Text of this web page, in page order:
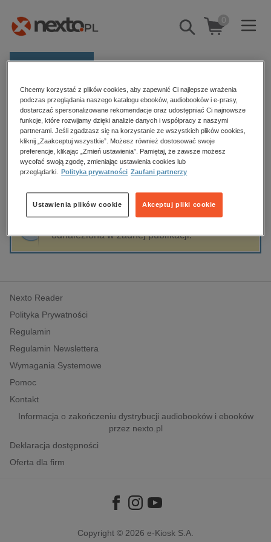
Pokaż/schowaj
wyszukiwarkę
0
E-prasa
Kategorie
Zobacz wszystkie E-prasa
budownictwo, aranżacja wnętrz
biznesowe, branżowe, gospodarka
edukacja
hobby, sport, rozrywka
komputery, internet, technologie, informatyka
polityka, społeczno-informacyjne
psychologiczne
inne
popularno-naukowe
historia
Strona główna Clarissa Goenawan
Clarissa Goenawan
Sortowanie Filtrowanie
odnaleziona w żadnej publikacji.
Nexto Reader
Polityka Prywatności
Regulamin
Regulamin Newslettera
Wymagania Systemowe
Pomoc
Kontakt
Informacja o zakończeniu dystrybucji audiobooków i ebooków
przez nexto.pl
Deklaracja dostępności
Oferta dla firm
Copyright © 2026 e-Kiosk S.A.
Chcemy korzystać z plików cookies, aby zapewnić Ci najlepsze wrażenia
podczas przeglądania naszego katalogu ebooków, audiobooków i e-prasy,
dostarczać spersonalizowane rekomendacje oraz udostępniać Ci najnowsze
funkcje, które rozwijamy dzięki analizie danych i współpracy z naszymi
partnerami. Jeśli zgadzasz się na korzystanie ze wszystkich plików cookies,
kliknij „Zaakceptuj wszystkie”. Możesz również dostosować swoje
preferencje, klikając „Zmień ustawienia”. Pamiętaj, że zawsze możesz
wycofać swoją zgodę, zmieniając ustawienia cookies lub
przeglądarki.
Polityka prywatności Zaufani partnerzy
Akceptuj pliki cookie
Ustawienia plików cookie